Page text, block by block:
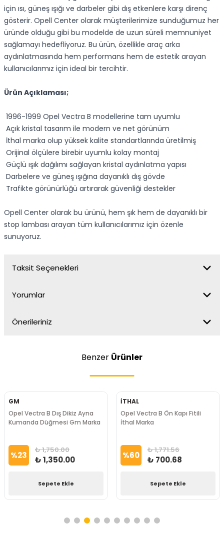
için ısı, güneş ışığı ve darbeler gibi dış etkenlere karşı direnç
gösterir. Opell Center olarak müşterilerimize sunduğumuz her
üründe olduğu gibi bu modelde de uzun süreli memnuniyet
sağlamayı hedefliyoruz. Bu ürün, özellikle araç arka
aydınlatmasında hem performans hem de estetik arayan
kullanıcılarımız için ideal bir tercihtir.
Ürün Açıklaması;
1996-1999 Opel Vectra B modellerine tam uyumlu
Açık kristal tasarım ile modern ve net görünüm
İthal marka olup yüksek kalite standartlarında üretilmiş
Orijinal ölçülere birebir uyumlu kolay montaj
Güçlü ışık dağılımı sağlayan kristal aydınlatma yapısı
Darbelere ve güneş ışığına dayanıklı dış gövde
Trafikte görünürlüğü artırarak güvenliği destekler
Opell Center olarak bu ürünü, hem şık hem de dayanıklı bir
stop lambası arayan tüm kullanıcılarımız için özenle
sunuyoruz.
Taksit Seçenekleri
Yorumlar
Önerileriniz
Benzer Ürünler
GM
Opel Vectra B Dış Dikiz Ayna
Kumanda Düğmesi Gm Marka
%23 ₺ 1,750.00
₺ 1,350.00
Sepete Ekle
İTHAL
Opel Vectra B Ön Kapı Fitili
İthal Marka
%60 ₺ 1,771.56
₺ 700.68
Sepete Ekle